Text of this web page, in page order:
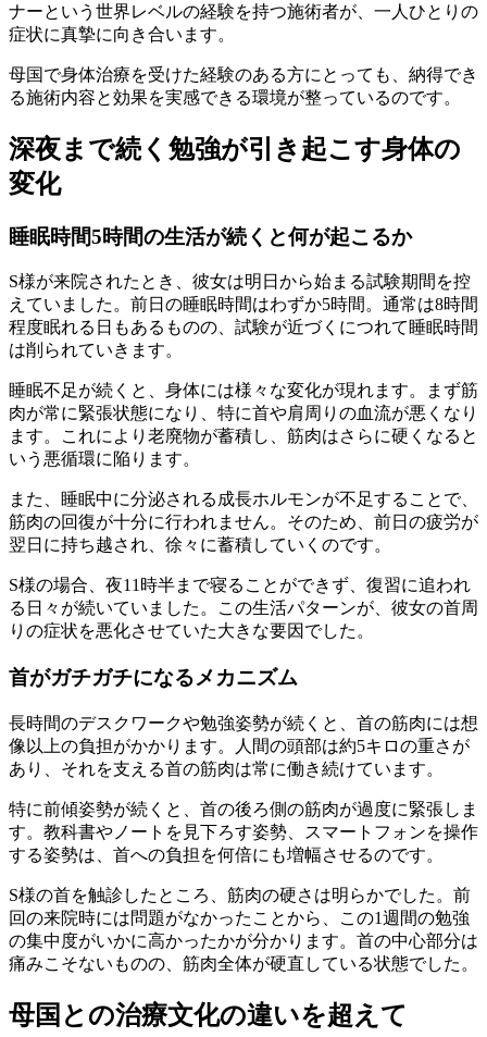
ナーという世界レベルの経験を持つ施術者が、一人ひとりの
症状に真摯に向き合います。
母国で身体治療を受けた経験のある方にとっても、納得でき
る施術内容と効果を実感できる環境が整っているのです。
深夜まで続く勉強が引き起こす身体の
変化
睡眠時間5時間の生活が続くと何が起こるか
S様が来院されたとき、彼女は明日から始まる試験期間を控
えていました。前日の睡眠時間はわずか5時間。通常は8時間
程度眠れる日もあるものの、試験が近づくにつれて睡眠時間
は削られていきます。
睡眠不足が続くと、身体には様々な変化が現れます。まず筋
肉が常に緊張状態になり、特に首や肩周りの血流が悪くなり
ます。これにより老廃物が蓄積し、筋肉はさらに硬くなると
いう悪循環に陥ります。
また、睡眠中に分泌される成長ホルモンが不足することで、
筋肉の回復が十分に行われません。そのため、前日の疲労が
翌日に持ち越され、徐々に蓄積していくのです。
S様の場合、夜11時半まで寝ることができず、復習に追われ
る日々が続いていました。この生活パターンが、彼女の首周
りの症状を悪化させていた大きな要因でした。
首がガチガチになるメカニズム
長時間のデスクワークや勉強姿勢が続くと、首の筋肉には想
像以上の負担がかかります。人間の頭部は約5キロの重さが
あり、それを支える首の筋肉は常に働き続けています。
特に前傾姿勢が続くと、首の後ろ側の筋肉が過度に緊張しま
す。教科書やノートを見下ろす姿勢、スマートフォンを操作
する姿勢は、首への負担を何倍にも増幅させるのです。
S様の首を触診したところ、筋肉の硬さは明らかでした。前
回の来院時には問題がなかったことから、この1週間の勉強
の集中度がいかに高かったかが分かります。首の中心部分は
痛みこそないものの、筋肉全体が硬直している状態でした。
母国との治療文化の違いを超えて